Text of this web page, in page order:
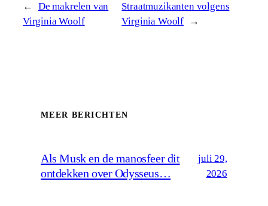
←
De makrelen van
Virginia Woolf
Straatmuzikanten volgens
Virginia Woolf
→
MEER BERICHTEN
Als Musk en de manosfeer dit
ontdekken over Odysseus…
juli 29,
2026